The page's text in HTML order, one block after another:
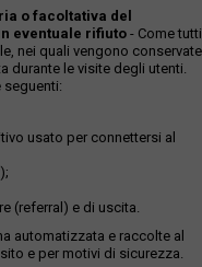
o facoltativa del
eventuale rifiuto - Come tutti
nei quali vengono conservate
durante le visite degli utenti.
usato per connettersi al
(referral) e di uscita.
automatizzata e raccolte al
e per motivi di sicurezza.